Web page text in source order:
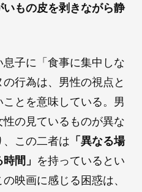
いもの皮を剥きながら静
子に「食事に集中しな
行為は、男性の視点と
とを意味している。男
の見ているものが異な
、この二者は 「異なる場
間」 を持っているとい
映画に感じる困惑は、